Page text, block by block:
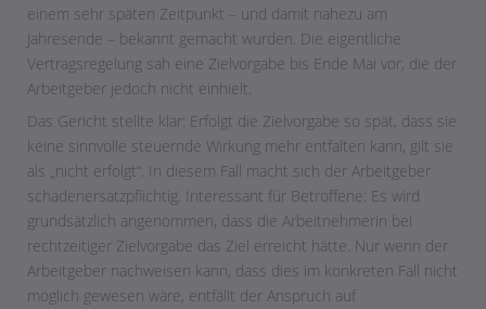
einem sehr späten Zeitpunkt – und damit nahezu am
Jahresende – bekannt gemacht wurden. Die eigentliche
Vertragsregelung sah eine Zielvorgabe bis Ende Mai vor, die der
Arbeitgeber jedoch nicht einhielt.
Das Gericht stellte klar: Erfolgt die Zielvorgabe so spät, dass sie
keine sinnvolle steuernde Wirkung mehr entfalten kann, gilt sie
als „nicht erfolgt“. In diesem Fall macht sich der Arbeitgeber
schadenersatzpflichtig. Interessant für Betroffene: Es wird
grundsätzlich angenommen, dass die Arbeitnehmerin bei
rechtzeitiger Zielvorgabe das Ziel erreicht hätte. Nur wenn der
Arbeitgeber nachweisen kann, dass dies im konkreten Fall nicht
möglich gewesen wäre, entfällt der Anspruch auf